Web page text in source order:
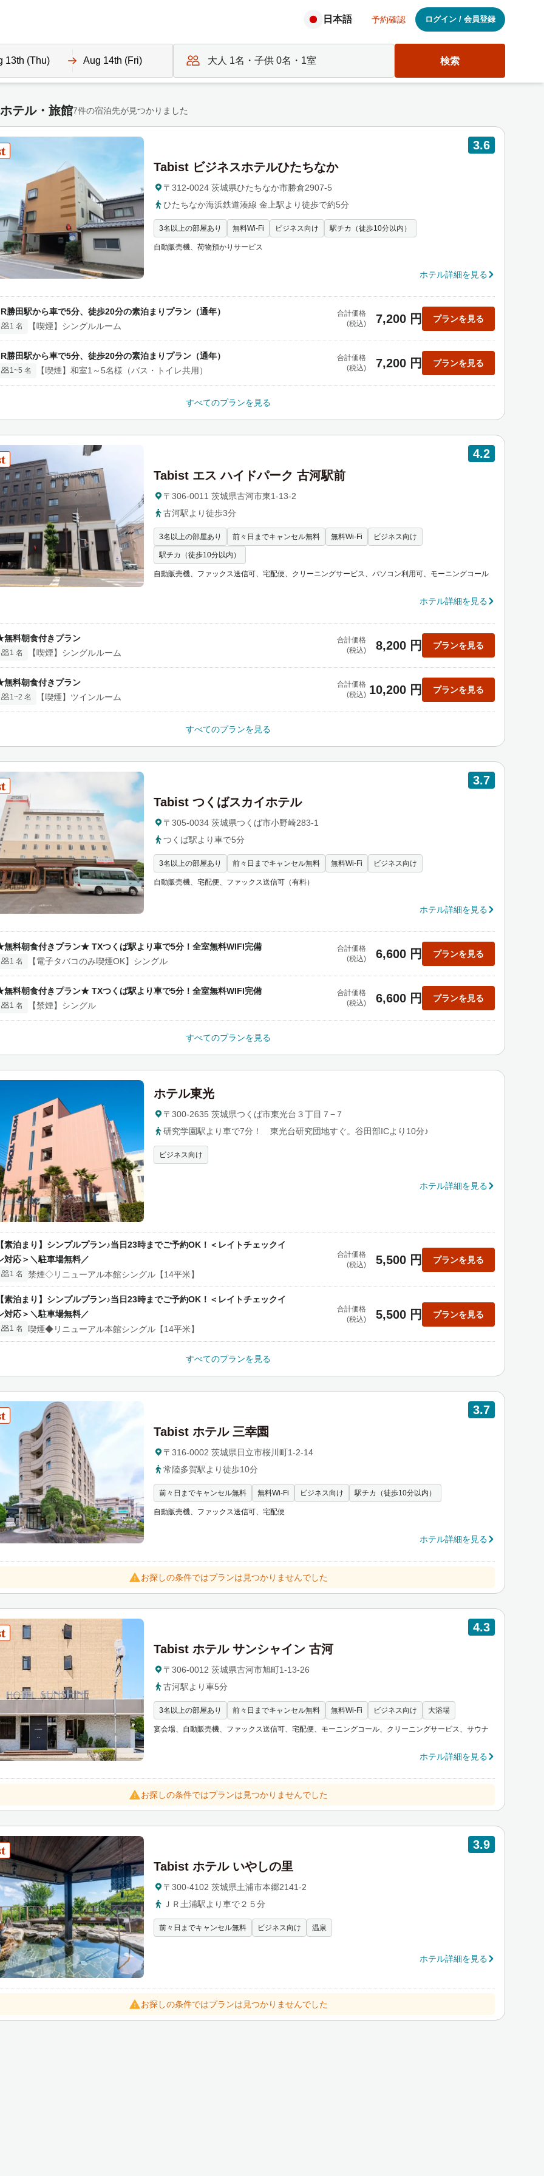
日本語 予約確認 ログイン / 会員登録
N
v
i
g
t
e
a
c
k
w
a
d
t
o
i
n
t
e
t
i
t
h
t
h
e
c
a
d
a
a
n
a
d
a
e.
P
r
e
t
i
m
k
e
y
t
o
g
e
t
t
h
e
k
b
o
d
s
h
o
r
t
c
u
o
r
i
n
g
d
a
大人 1名・子供 0名・ 1室 検索
テル・旅館7件の宿泊先が見つかりました
3.6
Tabist ビジネスホテルひたちなか
〒312-0024 茨城県ひたちなか市勝倉2907-5
ひたちなか海浜鉄道湊線 金上駅より徒歩で約5分
3名以上の部屋あり 無料Wi-Fi ビジネス向け 駅チカ（徒歩10分以内）
自動販売機、荷物預かりサービス
ホテル詳細を見る
勝田駅から車で5分、徒歩20分の素泊まりプラン（通年）
1 名 【喫煙】シングルルーム
合計価格
(税込)
7,200 円 プランを見る
勝田駅から車で5分、徒歩20分の素泊まりプラン（通年）
1~5 名 【喫煙】和室1～5名様（バス・トイレ共用）
合計価格
(税込)
7,200 円 プランを見る
すべてのプランを見る
4.2
Tabist エス ハイドパーク 古河駅前
〒306-0011 茨城県古河市東1-13-2
古河駅より徒歩3分
3名以上の部屋あり 前々日までキャンセル無料 無料Wi-Fi ビジネス向け
駅チカ（徒歩10分以内）
自動販売機、ファックス送信可、宅配便、クリーニングサービス、パソコン利用可、モーニングコール
ホテル詳細を見る
料朝食付きプラン
1 名 【喫煙】シングルルーム
合計価格
(税込)
8,200 円 プランを見る
料朝食付きプラン
1~2 名 【喫煙】ツインルーム
合計価格
(税込) 10,200 円 プランを見る
すべてのプランを見る
3.7
Tabist つくばスカイホテル
〒305-0034 茨城県つくば市小野崎283-1
つくば駅より車で5分
3名以上の部屋あり 前々日までキャンセル無料 無料Wi-Fi ビジネス向け
自動販売機、宅配便、ファックス送信可（有料）
ホテル詳細を見る
料朝食付きプラン★ TXつくば駅より車で5分！全室無料WIFI完備
1 名 【電子タバコのみ喫煙OK】シングル
合計価格
(税込)
6,600 円 プランを見る
料朝食付きプラン★ TXつくば駅より車で5分！全室無料WIFI完備
1 名 【禁煙】シングル
合計価格
(税込)
6,600 円 プランを見る
すべてのプランを見る
ホテル東光
〒300-2635 茨城県つくば市東光台３丁目７−７
研究学園駅より車で7分！ 東光台研究団地すぐ。谷田部ICより10分♪
ビジネス向け
ホテル詳細を見る
【素泊まり】シンプルプラン♪当日23時までご予約OK！＜レイトチェックイ
対応＞＼駐車場無料／
1 名 禁煙◇リニューアル本館シングル【14平米】
合計価格
(税込)
5,500 円 プランを見る
【素泊まり】シンプルプラン♪当日23時までご予約OK！＜レイトチェックイ
対応＞＼駐車場無料／
1 名 喫煙◆リニューアル本館シングル【14平米】
合計価格
(税込)
5,500 円 プランを見る
すべてのプランを見る
3.7
Tabist ホテル 三幸園
〒316-0002 茨城県日立市桜川町1-2-14
常陸多賀駅より徒歩10分
前々日までキャンセル無料 無料Wi-Fi ビジネス向け 駅チカ（徒歩10分以内）
自動販売機、ファックス送信可、宅配便
ホテル詳細を見る
お探しの条件ではプランは見つかりませんでした
4.3
Tabist ホテル サンシャイン 古河
〒306-0012 茨城県古河市旭町1-13-26
古河駅より車5分
3名以上の部屋あり 前々日までキャンセル無料 無料Wi-Fi ビジネス向け 大浴場
宴会場、自動販売機、ファックス送信可、宅配便、モーニングコール、クリーニングサービス、サウナ
ホテル詳細を見る
お探しの条件ではプランは見つかりませんでした
3.9
Tabist ホテル いやしの里
〒300-4102 茨城県土浦市本郷2141-2
ＪＲ土浦駅より車で２５分
前々日までキャンセル無料 ビジネス向け 温泉
ホテル詳細を見る
お探しの条件ではプランは見つかりませんでした
】